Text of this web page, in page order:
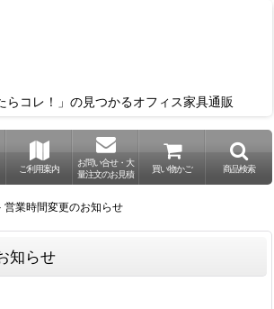
らコレ！」の見つかるオフィス家具通販
ご利用案内
お問い合せ・大
量注文のお見積
買い物かご 商品検索
営業時間変更のお知らせ
知らせ